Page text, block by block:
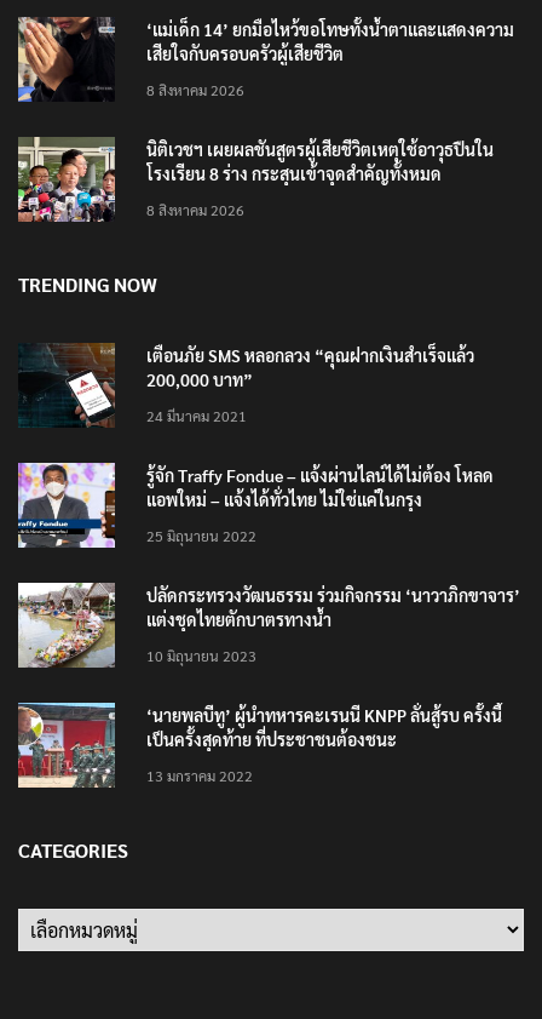
‘แม่เด็ก 14’ ยกมือไหว้ขอโทษทั้งน้ำตาและแสดงความ
เสียใจกับครอบครัวผู้เสียชีวิต
8 สิงหาคม 2026
นิติเวชฯ เผยผลชันสูตรผู้เสียชีวิตเหตุใช้อาวุธปืนใน
โรงเรียน 8 ร่าง กระสุนเข้าจุดสำคัญทั้งหมด
8 สิงหาคม 2026
TRENDING NOW
เตือนภัย SMS หลอกลวง “คุณฝากเงินสำเร็จแล้ว
200,000 บาท”
24 มีนาคม 2021
รู้จัก Traffy Fondue – แจ้งผ่านไลน์ได้ไม่ต้อง โหลด
แอพใหม่ – แจ้งได้ทั่วไทย ไม่ใช่แค่ในกรุง
25 มิถุนายน 2022
ปลัดกระทรวงวัฒนธรรม ร่วมกิจกรรม ‘นาวาภิกขาจาร’
แต่งชุดไทยตักบาตรทางน้ำ
10 มิถุนายน 2023
‘นายพลบีทู’ ผู้นำทหารคะเรนนี KNPP ลั่นสู้รบ ครั้งนี้
เป็นครั้งสุดท้าย ที่ประชาชนต้องชนะ
13 มกราคม 2022
CATEGORIES
Categories